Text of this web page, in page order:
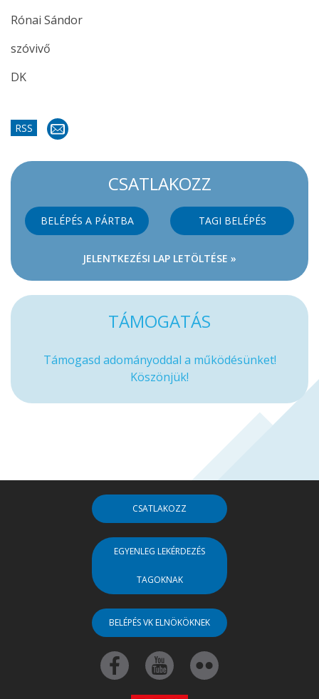
Rónai Sándor
szóvivő
DK
RSS
CSATLAKOZZ
BELÉPÉS A PÁRTBA TAGI BELÉPÉS
JELENTKEZÉSI LAP LETÖLTÉSE »
TÁMOGATÁS
Támogasd adományoddal a működésünket!
Köszönjük!
CSATLAKOZZ
EGYENLEG LEKÉRDEZÉS
TAGOKNAK
BELÉPÉS VK ELNÖKÖKNEK